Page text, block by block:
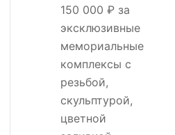
150 000 ₽ за
эксклюзивные
мемориальные
комплексы с
резьбой,
скульптурой,
цветной